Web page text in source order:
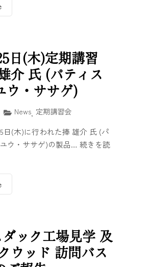
日(木)定期講習
介 氏 (パティス
ウ・ササゲ)
News 定期講習会
日(木)に行われた捧 雄介 氏 (パ
ウ・ササゲ)の製品… 続きを読
ック工場見学 及
ウッド 訪問バス